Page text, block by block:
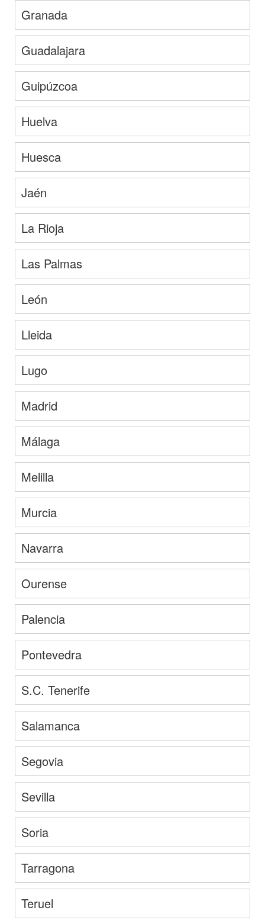
Granada
Guadalajara
Guipúzcoa
Huelva
Huesca
Jaén
La Rioja
Las Palmas
León
Lleida
Lugo
Madrid
Málaga
Melilla
Murcia
Navarra
Ourense
Palencia
Pontevedra
S.C. Tenerife
Salamanca
Segovia
Sevilla
Soria
Tarragona
Teruel